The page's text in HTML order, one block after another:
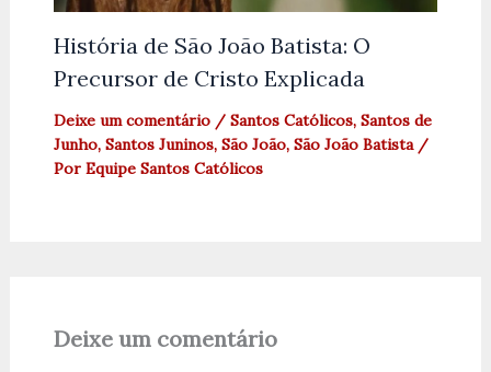
História de São João Batista: O
Precursor de Cristo Explicada
Deixe um comentário / Santos Católicos, Santos de
Junho, Santos Juninos, São João, São João Batista/
Por Equipe Santos Católicos
Deixe um comentário